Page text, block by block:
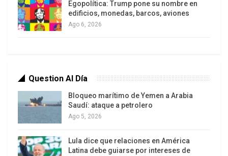
Pantsir-S1.
para preparar el documento final”, concluyó.
El sistema antiaéreo de cañón-misil Pantsir-S1
(SA22 Greyhound en la clasificación de la OTAN)
es capaz de proteger instalaciones militares,
administrativas e industriales contra aviones,
helicópteros, misiles de crucero y armas de alta
Egopolítica: Trump pone su nombre en
edificios, monedas, barcos, aviones
Ago 6, 2026
Question Al Día
Bloqueo marítimo de Yemen a Arabia
Saudí: ataque a petrolero
Ago 5, 2026
Lula dice que relaciones en América
Latina debe guiarse por intereses de